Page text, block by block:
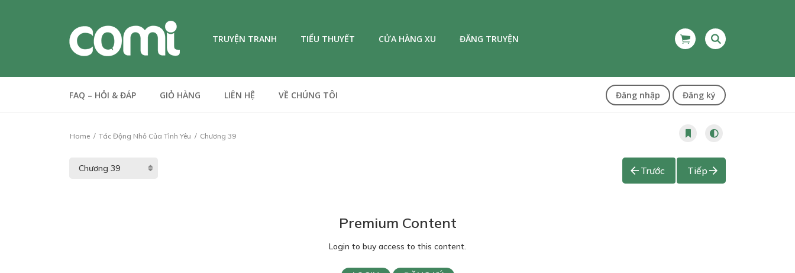
TRUYỆN TRANH TIỂU THUYẾT CỬA HÀNG XU ĐĂNG TRUYỆN
FAQ – HỎI & ĐÁP GIỎ HÀNG LIÊN HỆ VỀ CHÚNG TÔI Đăng nhập Đăng ký
Home Tác Động Nhỏ Của Tình Yêu Chương 39
Trước Tiếp
Premium Content
Login to buy access to this content.